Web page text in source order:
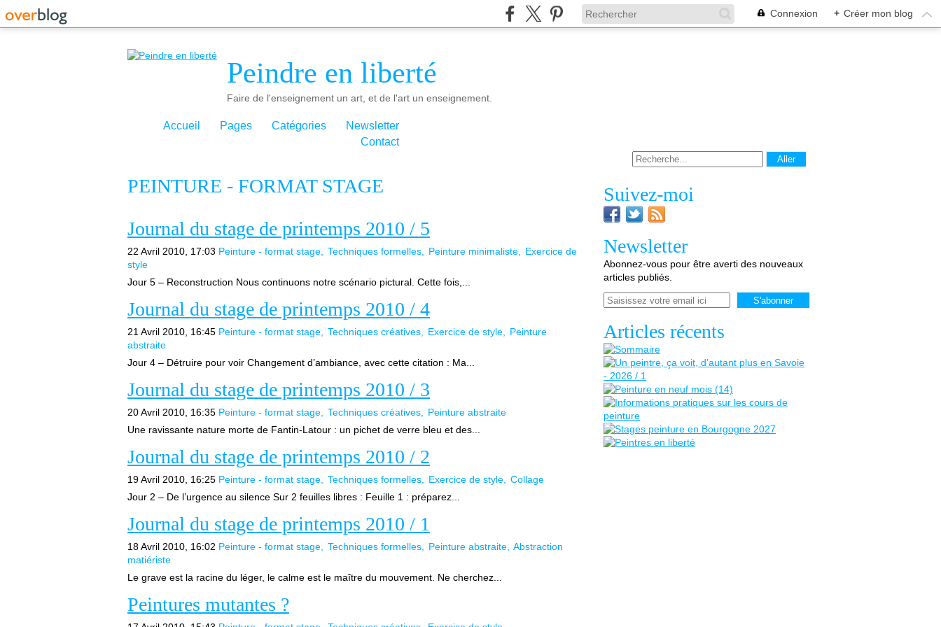
Connexion + Créer mon blog
Peindre en liberté
Faire de l'enseignement un art, et de l'art un enseignement.
Accueil Pages Catégories
Newsletter
Contact
PEINTURE - FORMAT STAGE
Journal du stage de printemps 2010 / 5
22 Avril 2010, 17:03 Peinture - format stage Techniques formelles Peinture minimaliste
Exercice de
style
Jour 5 – Reconstruction Nous continuons notre scénario pictural. Cette fois,...
Journal du stage de printemps 2010 / 4
21 Avril 2010, 16:45 Peinture - format stage Techniques créatives Exercice de style
Peinture
abstraite
Jour 4 – Détruire pour voir Changement d’ambiance, avec cette citation : Ma...
Journal du stage de printemps 2010 / 3
20 Avril 2010, 16:35 Peinture - format stage Techniques créatives
Peinture abstraite
Une ravissante nature morte de Fantin-Latour : un pichet de verre bleu et des...
Journal du stage de printemps 2010 / 2
19 Avril 2010, 16:25 Peinture - format stage Techniques formelles Exercice de style
Collage
Jour 2 – De l’urgence au silence Sur 2 feuilles libres : Feuille 1 : préparez...
Journal du stage de printemps 2010 / 1
18 Avril 2010, 16:02 Peinture - format stage Techniques formelles Peinture abstraite Abstraction
matiériste
Le grave est la racine du léger, le calme est le maître du mouvement. Ne cherchez...
Peintures mutantes ?
Suivez-moi
Newsletter
Abonnez-vous pour être averti des nouveaux
articles publiés.
Email
Articles récents